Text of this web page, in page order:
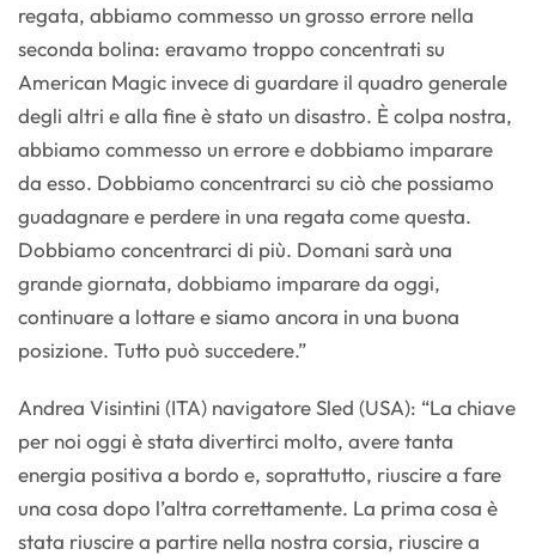
regata, abbiamo commesso un grosso errore nella
seconda bolina: eravamo troppo concentrati su
American Magic invece di guardare il quadro generale
degli altri e alla fine è stato un disastro. È colpa nostra,
abbiamo commesso un errore e dobbiamo imparare
da esso. Dobbiamo concentrarci su ciò che possiamo
guadagnare e perdere in una regata come questa.
Dobbiamo concentrarci di più. Domani sarà una
grande giornata, dobbiamo imparare da oggi,
continuare a lottare e siamo ancora in una buona
posizione. Tutto può succedere.”
Andrea Visintini (ITA) navigatore Sled (USA): “La chiave
per noi oggi è stata divertirci molto, avere tanta
energia positiva a bordo e, soprattutto, riuscire a fare
una cosa dopo l’altra correttamente. La prima cosa è
stata riuscire a partire nella nostra corsia, riuscire a